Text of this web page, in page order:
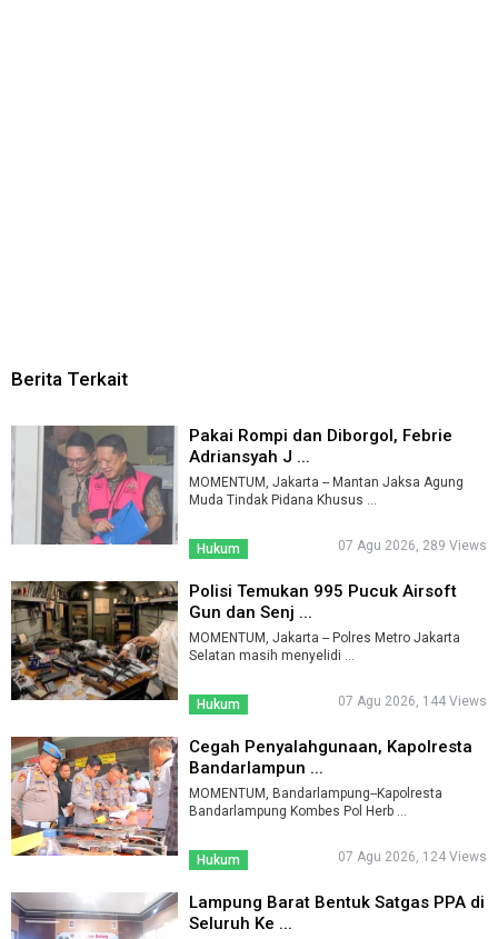
Berita Terkait
Pakai Rompi dan Diborgol, Febrie
Adriansyah J ...
MOMENTUM, Jakarta -- Mantan Jaksa Agung
Muda Tindak Pidana Khusus ...
Hukum 07 Agu 2026, 289 Views
Polisi Temukan 995 Pucuk Airsoft
Gun dan Senj ...
MOMENTUM, Jakarta -- Polres Metro Jakarta
Selatan masih menyelidi ...
Hukum 07 Agu 2026, 144 Views
Cegah Penyalahgunaan, Kapolresta
Bandarlampun ...
MOMENTUM, Bandarlampung--Kapolresta
Bandarlampung Kombes Pol Herb ...
Hukum 07 Agu 2026, 124 Views
Lampung Barat Bentuk Satgas PPA di
Seluruh Ke ...